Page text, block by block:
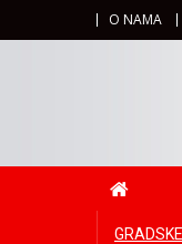
O NAMA